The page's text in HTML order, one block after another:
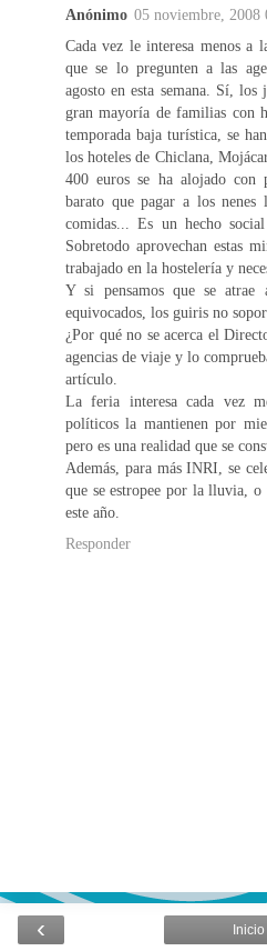
Anónimo 05 noviembre, 2008
Cada vez le interesa menos
que se lo pregunten a las
agosto en esta semana. Sí,
gran mayoría de familias con
temporada baja turística, se
los hoteles de Chiclana,
400 euros se ha alojado con
barato que pagar a los nenes
comidas... Es un hecho
Sobretodo aprovechan estas
trabajado en la hostelería y
Y si pensamos que se
equivocados, los guiris no
¿Por qué no se acerca el
agencias de viaje y lo
artículo.
La feria interesa cada vez
políticos la mantienen por
pero es una realidad que se
Además, para más INRI, se
que se estropee por la lluvia,
este año.
Responder
‹ Inicio